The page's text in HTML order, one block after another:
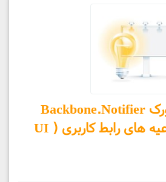
استفاده از فریم ورک Backbone.Notifier
برای نمایش اطلاعیه های رابط کاربری ( UI